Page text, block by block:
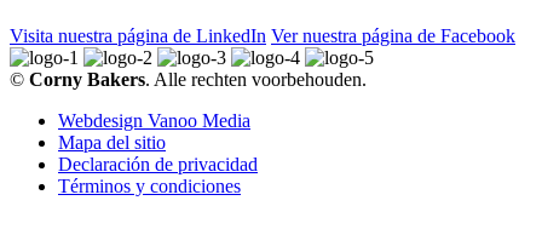
Visita nuestra página de LinkedIn Ver nuestra página de Facebook
© Corny Bakers. Alle rechten voorbehouden.
Webdesign Vanoo Media
Mapa del sitio
Declaración de privacidad
Términos y condiciones